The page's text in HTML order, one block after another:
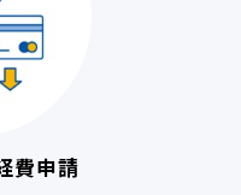
費申請